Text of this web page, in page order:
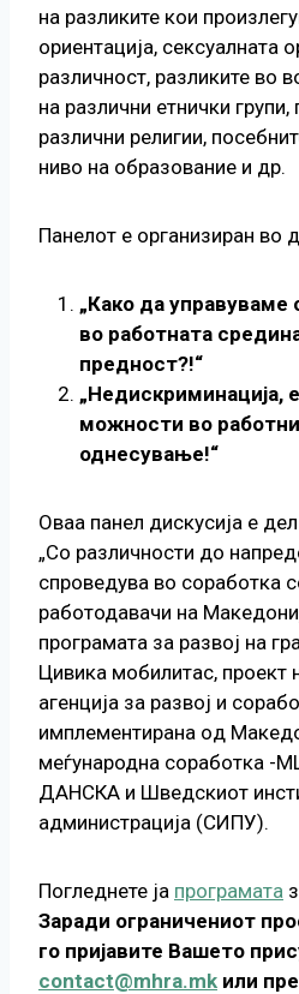
на разликите кои
ориентација, сексуалната
различност, разликите во
на различни етнички
различни религии,
ниво на образование и др.
Панелот е организиран во
„Како да управуваме
во работната
предност?!“
„Недискриминација,
можности во
однесување!“
Оваа панел дискусија е
„Со различности до
спроведува во соработка
работодавачи на
програмата за развој на
Цивика мобилитас, проект
агенција за развој и
имплементирана oд
меѓународна соработка
ДАНСКА и Шведскиот
администрација (СИПУ).
Погледнете ја програмата
Заради ограничениот
го пријавите Вашето
contact@mhra.mk или